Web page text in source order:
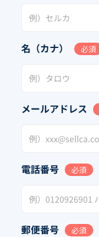
名（カナ） 必須
メールアドレス
電話番号 必須
郵便番号 必須